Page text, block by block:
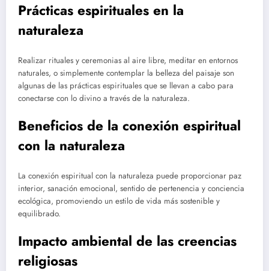
Prácticas espirituales en la
naturaleza
Realizar rituales y ceremonias al aire libre, meditar en entornos
naturales, o simplemente contemplar la belleza del paisaje son
algunas de las prácticas espirituales que se llevan a cabo para
conectarse con lo divino a través de la naturaleza.
Beneficios de la conexión espiritual
con la naturaleza
La conexión espiritual con la naturaleza puede proporcionar paz
interior, sanación emocional, sentido de pertenencia y conciencia
ecológica, promoviendo un estilo de vida más sostenible y
equilibrado.
Impacto ambiental de las creencias
religiosas